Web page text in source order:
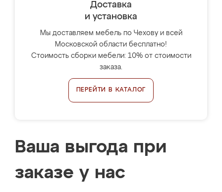
Доставка
и установка
Мы доставляем мебель по Чехову и всей
Московской области бесплатно!
Стоимость сборки мебели: 10% от стоимости
заказа.
ПЕРЕЙТИ В КАТАЛОГ
Ваша выгода при
заказе у нас